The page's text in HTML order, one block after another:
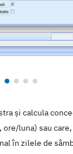
și calcula
luna) sau
în zilele de